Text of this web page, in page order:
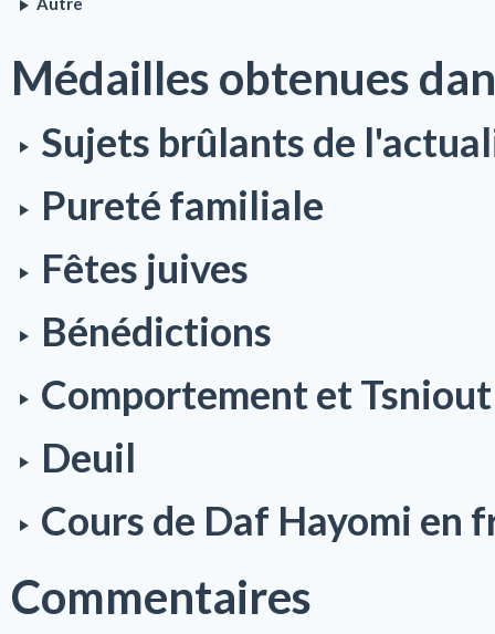
Médailles obtenues
Sujets brûlants de
Pureté familiale
Fêtes juives
Bénédictions
Comportement et Tsniout
Deuil
Cours de Daf Hayomi en
Commentaires